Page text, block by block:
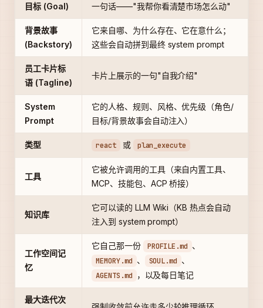
目标 (Goal) 一句话——"我帮你看清楚市场怎么动"
背景故事
(Backstory)
它来自哪、为什么存在、它在意什么；
这些会自动拼到最终 system prompt
员工卡片标
语 (Tagline)
卡片上展示的一句"自我介绍"
System
Prompt
它的人格、规则、风格、优先级（角色/
目标/背景故事会自动注入）
类型 react 或 plan_execute
工具
它被允许调用的工具（来自内置工具、
MCP、技能包、ACP 桥接）
知识库
它可以读的 LLM Wiki（KB 热点会自动
注入到 system prompt）
工作空间记
忆
它自己那一份 PROFILE.md 、
MEMORY.md 、 SOUL.md 、
AGENTS.md ，以及每日笔记
最大迭代次